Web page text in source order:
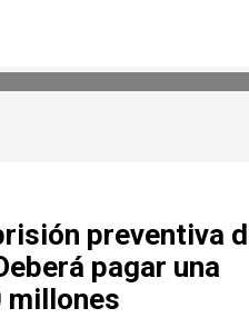
preventiva
pagar una
millones